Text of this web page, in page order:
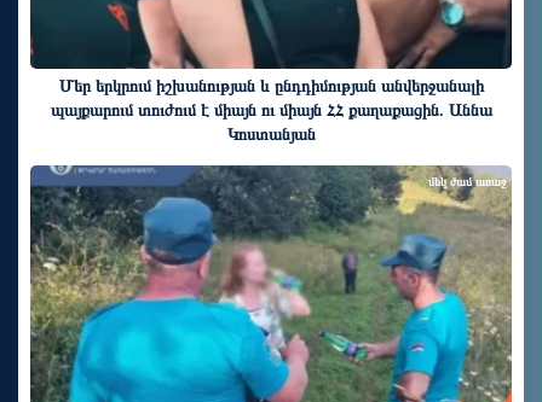
Մեր երկրում իշխանության և ընդդիմության անվերջանալի
պայքարում տուժում է միայն ու միայն ՀՀ քաղաքացին. Աննա
Կոստանյան
մեկ ժամ առաջ